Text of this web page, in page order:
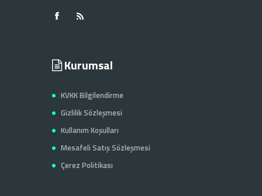
Kurumsal
KVKK Bilgilendirme
Gizlilik Sözleşmesi
Kullanım Koşulları
Mesafeli Satış Sözleşmesi
Çerez Politikası